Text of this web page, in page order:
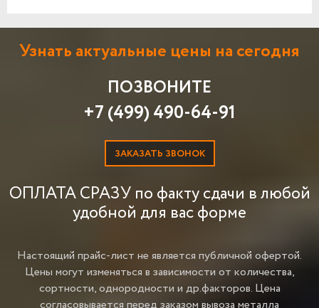
Узнать актуальные цены на сегодня
ПОЗВОНИТЕ
+7 (499) 490-64-91
ЗАКАЗАТЬ ЗВОНОК
ОПЛАТА СРАЗУ по факту сдачи в любой
удобной для вас форме
Настоящий прайс-лист не является публичной офертой.
Цены могут изменяться в зависимости от количества,
сортности, однородности и др.факторов. Цена
согласовывается перед заказом вывоза металла